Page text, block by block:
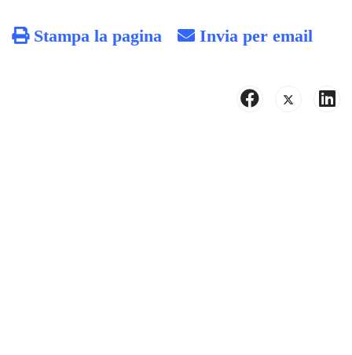
Stampa la pagina Invia per email